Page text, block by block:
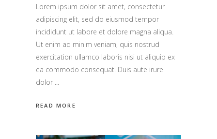
Lorem ipsum dolor sit amet, consectetur
adipiscing elit, sed do eiusmod tempor
incididunt ut labore et dolore magna aliqua.
Ut enim ad minim veniam, quis nostrud
exercitation ullamco laboris nisi ut aliquip ex
ea commodo consequat. Duis aute irure
dolor
READ MORE